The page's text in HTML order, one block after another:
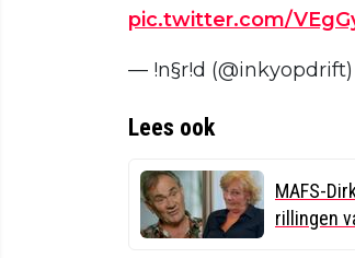
pic.twitter.com/
— !n§r!d (@inkyopdrift)
Lees ook
MAFS-
rillingen